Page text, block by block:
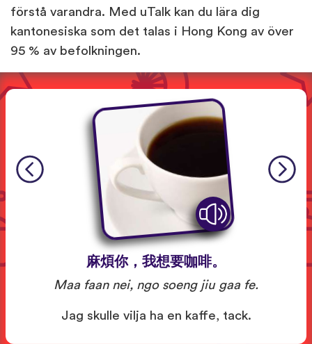
förstå varandra. Med uTalk kan du lära dig
kantonesiska som det talas i Hong Kong av över
95 % av befolkningen.
麻煩你，我想要咖啡。
Maa faan nei, ngo soeng jiu gaa fe.
Jag skulle vilja ha en kaffe, tack.